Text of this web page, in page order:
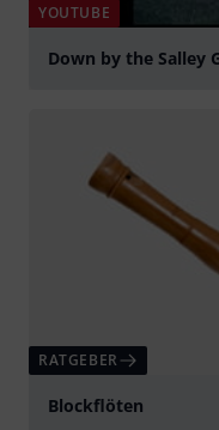
YOUTUBE
Down by the Salley
RATGEBER
Blockflöten